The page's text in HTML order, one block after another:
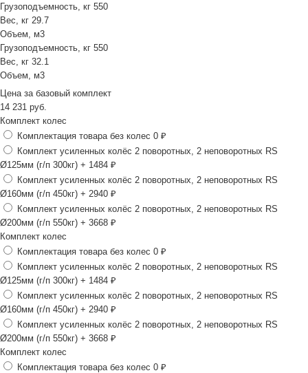
Грузоподъемность, кг 550
Вес, кг 29.7
Объем, м3
Грузоподъемность, кг 550
Вес, кг 32.1
Объем, м3
Цена за базовый комплект
14 231 руб.
Комплект колес
Комплектация товара без колес 0 ₽
Комплект усиленных колёс 2 поворотных, 2 неповоротных RS
Ø125мм (г/п 300кг) + 1484 ₽
Комплект усиленных колёс 2 поворотных, 2 неповоротных RS
Ø160мм (г/п 450кг) + 2940 ₽
Комплект усиленных колёс 2 поворотных, 2 неповоротных RS
Ø200мм (г/п 550кг) + 3668 ₽
Комплект колес
Комплектация товара без колес 0 ₽
Комплект усиленных колёс 2 поворотных, 2 неповоротных RS
Ø125мм (г/п 300кг) + 1484 ₽
Комплект усиленных колёс 2 поворотных, 2 неповоротных RS
Ø160мм (г/п 450кг) + 2940 ₽
Комплект усиленных колёс 2 поворотных, 2 неповоротных RS
Ø200мм (г/п 550кг) + 3668 ₽
Комплект колес
Комплектация товара без колес 0 ₽